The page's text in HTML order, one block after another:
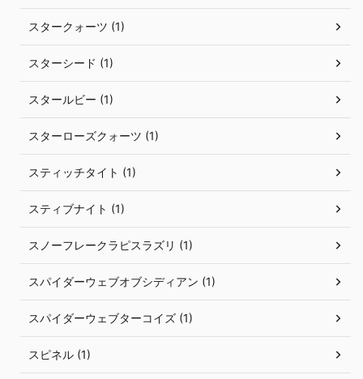
スタークォーツ (1)
スターシード (1)
スタールビー (1)
スターローズクォーツ (1)
スティッチタイト (1)
スティブナイト (1)
スノーフレークラピスラズリ (1)
スパイダーウェブオブシディアン (1)
スパイダーウェブターコイズ (1)
スピネル (1)